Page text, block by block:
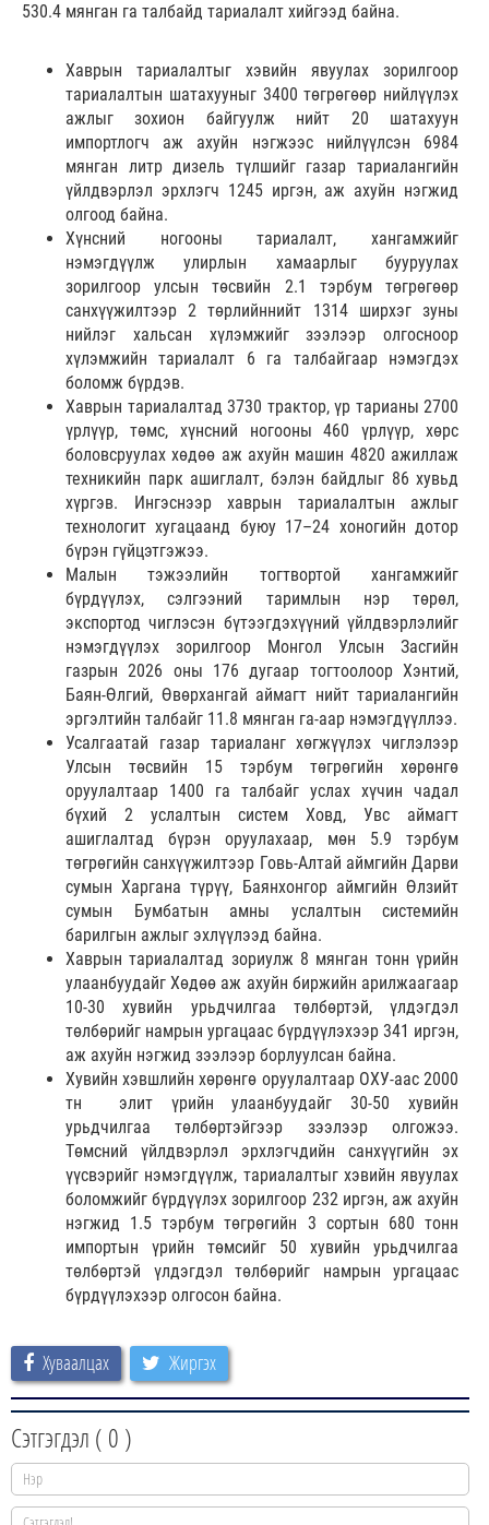
530.4 мянган га талбайд тариалалт хийгээд байна.
Хаврын тариалалтыг хэвийн явуулах зорилгоор
тариалалтын шатахууныг 3400 төгрөгөөр нийлүүлэх
ажлыг зохион байгуулж нийт 20 шатахуун
импортлогч аж ахуйн нэгжээс нийлүүлсэн 6984
мянган литр дизель түлшийг газар тариалангийн
үйлдвэрлэл эрхлэгч 1245 иргэн, аж ахуйн нэгжид
олгоод байна.
Хүнсний ногооны тариалалт, хангамжийг
нэмэгдүүлж улирлын хамаарлыг бууруулах
зорилгоор улсын төсвийн 2.1 тэрбум төгрөгөөр
санхүүжилтээр 2 төрлийннийт 1314 ширхэг зуны
нийлэг хальсан хүлэмжийг зээлээр олгосноор
хүлэмжийн тариалалт 6 га талбайгаар нэмэгдэх
боломж бүрдэв.
Хаврын тариалалтад 3730 трактор, үр тарианы 2700
үрлүүр, төмс, хүнсний ногооны 460 үрлүүр, хөрс
боловсруулах хөдөө аж ахуйн машин 4820 ажиллаж
техникийн парк ашиглалт, бэлэн байдлыг 86 хувьд
хүргэв. Ингэснээр хаврын тариалалтын ажлыг
технологит хугацаанд буюу 17–24 хоногийн дотор
бүрэн гүйцэтгэжээ.
Малын тэжээлийн тогтвортой хангамжийг
бүрдүүлэх, сэлгээний таримлын нэр төрөл,
экспортод чиглэсэн бүтээгдэхүүний үйлдвэрлэлийг
нэмэгдүүлэх зорилгоор Монгол Улсын Засгийн
газрын 2026 оны 176 дугаар тогтоолоор Хэнтий,
Баян-Өлгий, Өвөрхангай аймагт нийт тариалангийн
эргэлтийн талбайг 11.8 мянган га-аар нэмэгдүүллээ.
Усалгаатай газар тариаланг хөгжүүлэх чиглэлээр
Улсын төсвийн 15 тэрбум төгрөгийн хөрөнгө
оруулалтаар 1400 га талбайг услах хүчин чадал
бүхий 2 услалтын систем Ховд, Увc аймагт
ашиглалтад бүрэн оруулахаар, мөн 5.9 тэрбум
төгрөгийн санхүүжилтээр Говь-Алтай аймгийн Дарви
сумын Харгана түрүү, Баянхонгор аймгийн Өлзийт
сумын Бумбатын амны услалтын системийн
барилгын ажлыг эхлүүлээд байна.
Хаврын тариалалтад зориулж 8 мянган тонн үрийн
улаанбуудайг Хөдөө аж ахуйн биржийн арилжаагаар
10-30 хувийн урьдчилгаа төлбөртэй, үлдэгдэл
төлбөрийг намрын ургацаас бүрдүүлэхээр 341 иргэн,
аж ахуйн нэгжид зээлээр борлуулсан байна.
Хувийн хэвшлийн хөрөнгө оруулалтаар ОХУ-аас 2000
тн элит үрийн улаанбуудайг 30-50 хувийн
урьдчилгаа төлбөртэйгээр зээлээр олгожээ.
Төмсний үйлдвэрлэл эрхлэгчдийн санхүүгийн эх
үүсвэрийг нэмэгдүүлж, тариалалтыг хэвийн явуулах
боломжийг бүрдүүлэх зорилгоор 232 иргэн, аж ахуйн
нэгжид 1.5 тэрбум төгрөгийн 3 сортын 680 тонн
импортын үрийн төмсийг 50 хувийн урьдчилгаа
төлбөртэй үлдэгдэл төлбөрийг намрын ургацаас
бүрдүүлэхээр олгосон байна.
Хуваалцах Жиргэх
Сэтгэгдэл ( 0 )